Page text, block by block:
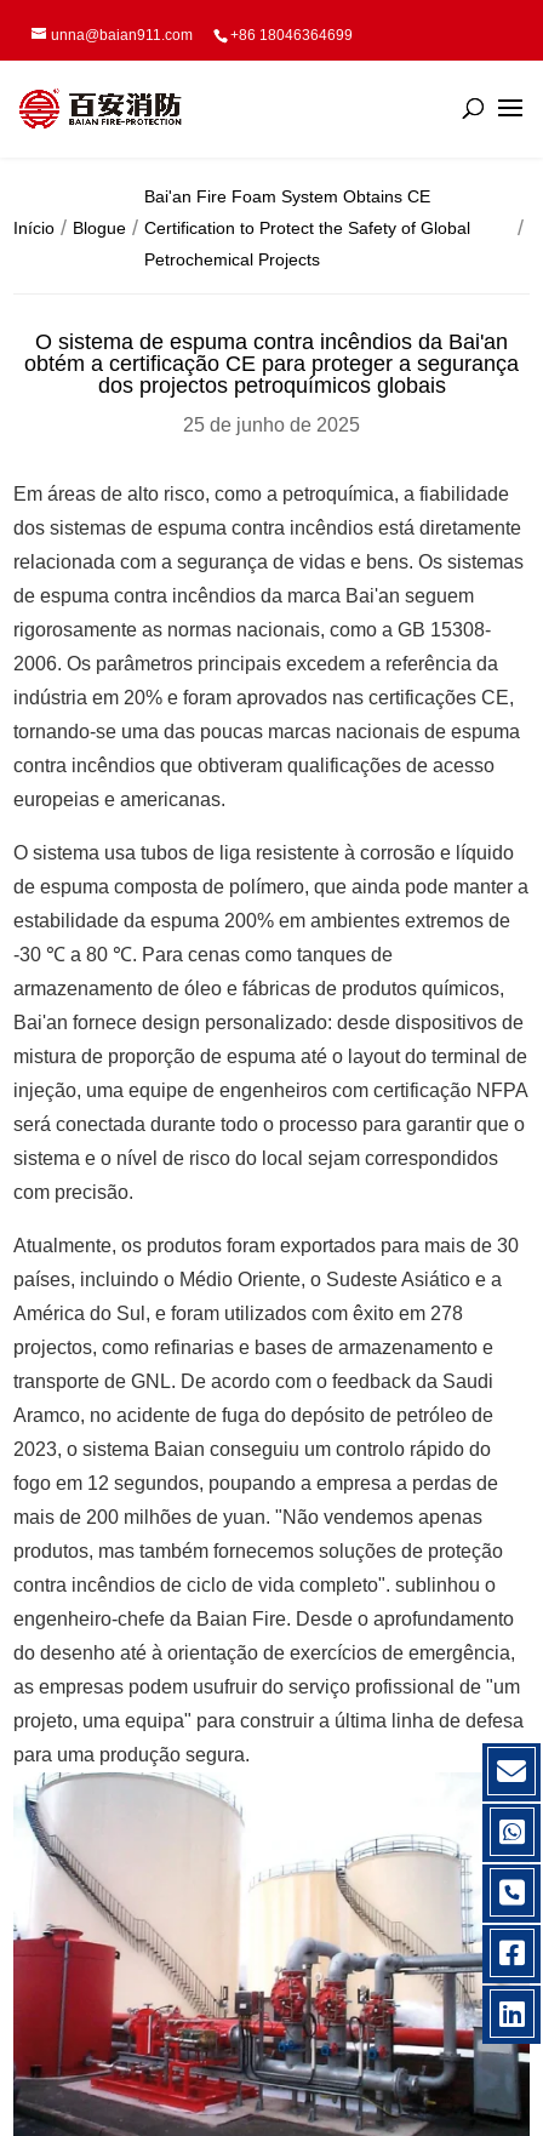
unna@baian911.com +86 18046364699
Início Blogue
Bai'an Fire Foam System Obtains CE
Certification to Protect the Safety of Global
Petrochemical Projects
O sistema de espuma contra incêndios da Bai'an
obtém a certificação CE para proteger a segurança
dos projectos petroquímicos globais
25 de junho de 2025
Em áreas de alto risco, como a petroquímica, a fiabilidade
dos sistemas de espuma contra incêndios está diretamente
relacionada com a segurança de vidas e bens. Os sistemas
de espuma contra incêndios da marca Bai'an seguem
rigorosamente as normas nacionais, como a GB 15308-
2006. Os parâmetros principais excedem a referência da
indústria em 20% e foram aprovados nas certificações CE,
tornando-se uma das poucas marcas nacionais de espuma
contra incêndios que obtiveram qualificações de acesso
europeias e americanas.
O sistema usa tubos de liga resistente à corrosão e líquido
de espuma composta de polímero, que ainda pode manter a
estabilidade da espuma 200% em ambientes extremos de
-30 ℃ a 80 ℃. Para cenas como tanques de
armazenamento de óleo e fábricas de produtos químicos,
Bai'an fornece design personalizado: desde dispositivos de
mistura de proporção de espuma até o layout do terminal de
injeção, uma equipe de engenheiros com certificação NFPA
será conectada durante todo o processo para garantir que o
sistema e o nível de risco do local sejam correspondidos
com precisão.
Atualmente, os produtos foram exportados para mais de 30
países, incluindo o Médio Oriente, o Sudeste Asiático e a
América do Sul, e foram utilizados com êxito em 278
projectos, como refinarias e bases de armazenamento e
transporte de GNL. De acordo com o feedback da Saudi
Aramco, no acidente de fuga do depósito de petróleo de
2023, o sistema Baian conseguiu um controlo rápido do
fogo em 12 segundos, poupando a empresa a perdas de
mais de 200 milhões de yuan. "Não vendemos apenas
produtos, mas também fornecemos soluções de proteção
contra incêndios de ciclo de vida completo". sublinhou o
engenheiro-chefe da Baian Fire. Desde o aprofundamento
do desenho até à orientação de exercícios de emergência,
as empresas podem usufruir do serviço profissional de "um
projeto, uma equipa" para construir a última linha de defesa
para uma produção segura.